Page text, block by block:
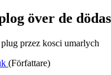
över de
przez kosci umarlych
(Författare)